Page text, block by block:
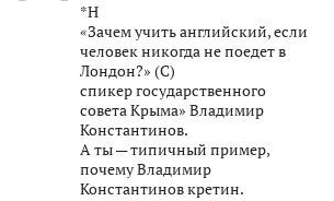
*Н
«Зачем учить английский, если
человек никогда не поедет в
Лондон?» (С)
спикер государственного
совета Крыма» Владимир
Константинов.
А ты — типичный пример,
почему Владимир
Константинов кретин.